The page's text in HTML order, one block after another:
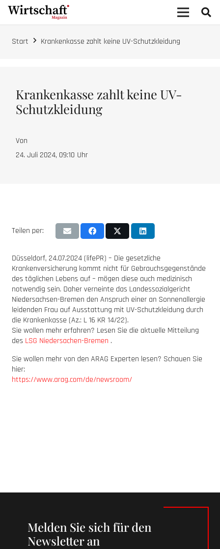
Start Krankenkasse zahlt keine UV-Schutzkleidung
Krankenkasse zahlt keine UV-
Schutzkleidung
Von
24. Juli 2024, 09:10 Uhr
Teilen per:
Düsseldorf, 24.07.2024 (lifePR) – Die gesetzliche
Krankenversicherung kommt nicht für Gebrauchsgegenstände
des täglichen Lebens auf – mögen diese auch medizinisch
notwendig sein. Daher verneinte das Landessozialgericht
Niedersachsen-Bremen den Anspruch einer an Sonnenallergie
leidenden Frau auf Ausstattung mit UV-Schutzkleidung durch
die Krankenkasse (Az.: L 16 KR 14/22).
Sie wollen mehr erfahren? Lesen Sie die aktuelle Mitteilung
des LSG Niedersachen-Bremen .
Sie wollen mehr von den ARAG Experten lesen? Schauen Sie
hier:
https://www.arag.com/de/newsroom/
Melden Sie sich für den
Newsletter an